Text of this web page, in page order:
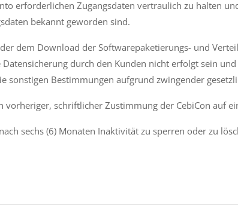
erforderlichen Zugangsdaten vertraulich zu halten
bekannt geworden sind.
dem Download der Softwarepaketierungs- und
durch den Kunden nicht erfolgt sein
sonstigen Bestimmungen aufgrund zwingender
vorheriger, schriftlicher Zustimmung der CebiCon auf
sechs (6) Monaten Inaktivität zu sperren oder zu